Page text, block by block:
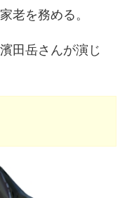
老を務める。
田岳さんが演じ